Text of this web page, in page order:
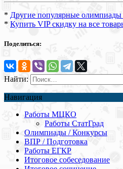
* Другие популярные
* Купить VIP скидку на все
Поделиться:
Найти:
Навигация
Работы МЦКО
Работы СтатГрад
Олимпиады / Конкурсы
ВПР / Подготовка
Работы ЕГКР
Итоговое собеседование